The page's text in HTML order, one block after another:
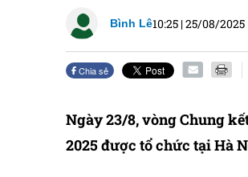
Bình Lê10:25 |25/08/2025
Chia sẻ
Ngày 23/8, vòng Chung
2025 được tổ chức tại Hà